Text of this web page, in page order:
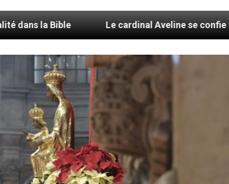
Le cardinal Aveline se confie : entre